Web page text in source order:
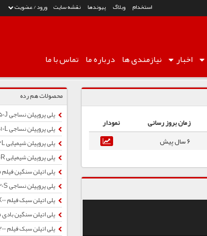
ورود / عضویت استخدام وبلاگ پیوندها نقشه سایت
اخبار نیازمندی ها درباره ما تماس با ما
زمان بروز رسانی
نمودار
6 سال پیش
محصولات هم رده
پلی پروپیلن نساجی ZH550J
پلی پروپیلن نساجی ZH510L
پلی پروپیلن شیمیایی ZB332L
پلی پروپیلن شیمیایی EPC40R
پلی اتیلن سنگین فیلم EX5
پلی پروپیلن نساجی Z30S
پلی اتیلن سبک فیلم 2102TX00
پلی اتیلن سنگین بادی 0035
پلی اتیلن سبک فیلم 0200